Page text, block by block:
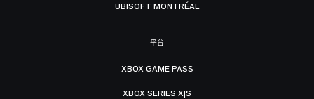
UBISOFT MONTRÉAL
平台
XBOX GAME PASS
XBOX SERIES X|S